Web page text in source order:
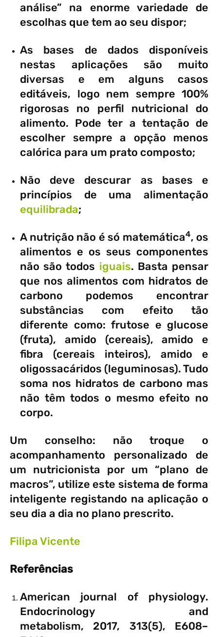
análise” na enorme variedade de
escolhas que tem ao seu dispor;
As bases de dados disponíveis
nestas aplicações são muito
diversas e em alguns casos
editáveis, logo nem sempre 100%
rigorosas no perfil nutricional do
alimento. Pode ter a tentação de
escolher sempre a opção menos
calórica para um prato composto;
Não deve descurar as bases e
princípios de uma alimentação
equilibrada;
A nutrição não é só matemática4, os
alimentos e os seus componentes
não são todos iguais. Basta pensar
que nos alimentos com hidratos de
carbono podemos encontrar
substâncias com efeito tão
diferente como: frutose e glucose
(fruta), amido (cereais), amido e
fibra (cereais inteiros), amido e
oligossacáridos (leguminosas). Tudo
soma nos hidratos de carbono mas
não têm todos o mesmo efeito no
corpo.
Um conselho: não troque o
acompanhamento personalizado de
um nutricionista por um “plano de
macros”, utilize este sistema de forma
inteligente registando na aplicação o
seu dia a dia no plano prescrito.
Filipa Vicente
Referências
American journal of physiology.
Endocrinology and
metabolism, 2017, 313(5), E608–